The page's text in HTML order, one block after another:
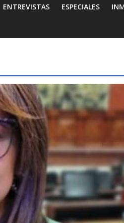
ENTREVISTAS ESPECIALES